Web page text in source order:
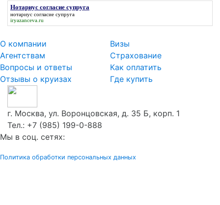
Нотариус согласие супруга
нотариус согласие супруга
iryazanceva.ru
О компании
Агентствам
Вопросы и ответы
Отзывы о круизах
Визы
Страхование
Как оплатить
Где купить
г. Москва, ул. Воронцовская, д. 35 Б, корп. 1
Тел.: +7 (985) 199-0-888
Мы в соц. сетях:
Политика обработки персональных данных